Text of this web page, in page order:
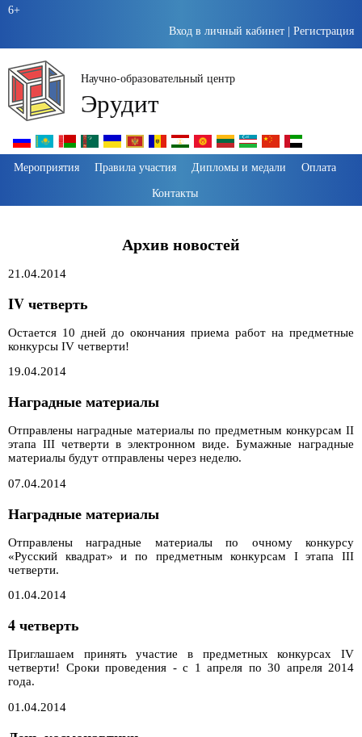
6+
Вход в личный кабинет
Регистрация
Научно-образовательный центр
Эрудит
Пропустить
навигацию
Мероприятия Правила участия Дипломы и медали
Оплата
Контакты
Архив новостей
21.04.2014
IV четверть
Остается 10 дней до окончания приема работ на предметные
конкурсы IV четверти!
19.04.2014
Наградные материалы
Отправлены наградные материалы по предметным конкурсам II
этапа III четверти в электронном виде. Бумажные наградные
материалы будут отправлены через неделю.
07.04.2014
Наградные материалы
Отправлены наградные материалы по очному конкурсу
«Русский квадрат» и по предметным конкурсам I этапа III
четверти.
01.04.2014
4 четверть
Приглашаем принять участие в предметных конкурсах IV
четверти! Сроки проведения - с 1 апреля по 30 апреля 2014
года.
01.04.2014